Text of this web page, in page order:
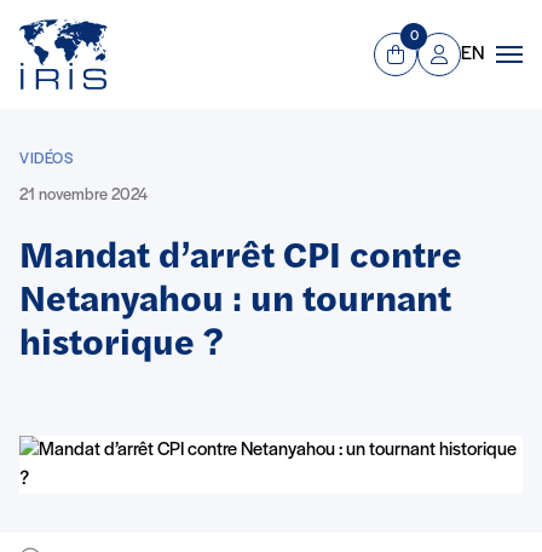
Aller au contenu principal
Panier
0
Mon compte
EN
VIDÉOS
21 novembre 2024
Mandat d’arrêt CPI contre
Netanyahou : un tournant
historique ?